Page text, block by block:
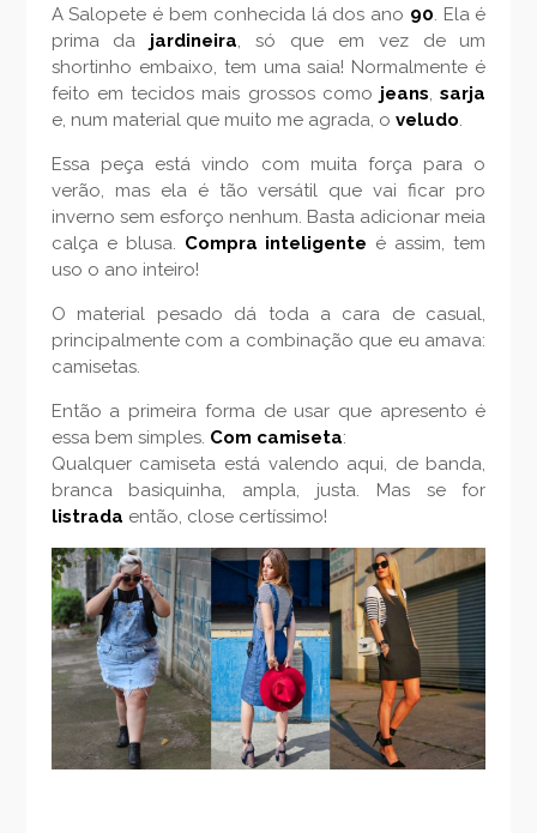
A Salopete é bem conhecida lá dos ano 90 . Ela é
prima da jardineira , só que em vez de um
shortinho embaixo, tem uma saia! Normalmente é
feito em tecidos mais grossos como jeans ,sarja
e, num material que muito me agrada, o veludo
Essa peça está vindo com muita força para o
verão, mas ela é tão versátil que vai ficar pro
inverno sem esforço nenhum. Basta adicionar meia
calça e blusa. Compra inteligente é assim, tem
uso o ano inteiro!
O material pesado dá toda a cara de casual,
principalmente com a combinação que eu amava:
camisetas.
Então a primeira forma de usar que apresento é
essa bem simples. Com camiseta:
Qualquer camiseta está valendo aqui, de banda,
branca basiquinha, ampla, justa. Mas se for
listrada então, close certíssimo!